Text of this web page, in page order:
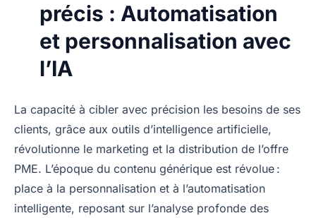
précis : Automatisation
et personnalisation avec
l’IA
La capacité à cibler avec précision les besoins de ses
clients, grâce aux outils d’intelligence artificielle,
révolutionne le marketing et la distribution de l’offre
PME. L’époque du contenu générique est révolue :
place à la personnalisation et à l’automatisation
intelligente, reposant sur l’analyse profonde des